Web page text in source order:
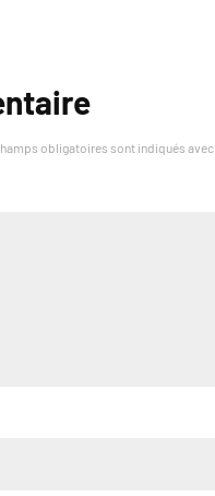
obligatoires sont indiqués avec